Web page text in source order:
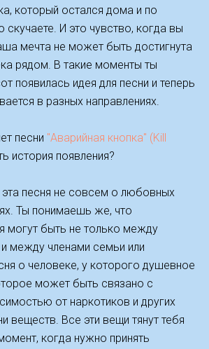
который остался дома и по
И это чувство, когда вы
мечта не может быть достигнута
рядом. В такие моменты ты
появилась идея для песни и теперь
в разных направлениях.
песни "Аварийная кнопка" (Kill
история появления?
песня не совсем о любовных
Ты понимаешь же, что
могут быть не только между
между членами семьи или
о человеке, у которого душевное
может быть связано с
от наркотиков и других
веществ. Все эти вещи тянут тебя
когда нужно принять